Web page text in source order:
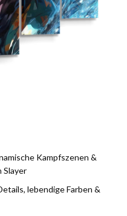
Kampfszenen &
Slayer
lebendige Farben &